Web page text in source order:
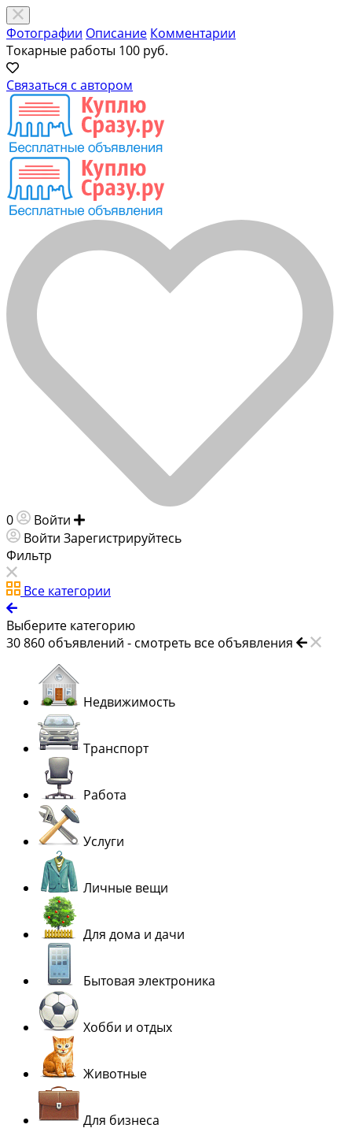
Фотографии Описание Комментарии
Токарные работы 100 руб.
Связаться с автором
0 Войти
Войти Зарегистрируйтесь
Фильтр
Все категории
Выберите категорию
30 860 объявлений - смотреть все объявления
Недвижимость
Транспорт
Работа
Услуги
Личные вещи
Для дома и дачи
Бытовая электроника
Хобби и отдых
Животные
Для бизнеса